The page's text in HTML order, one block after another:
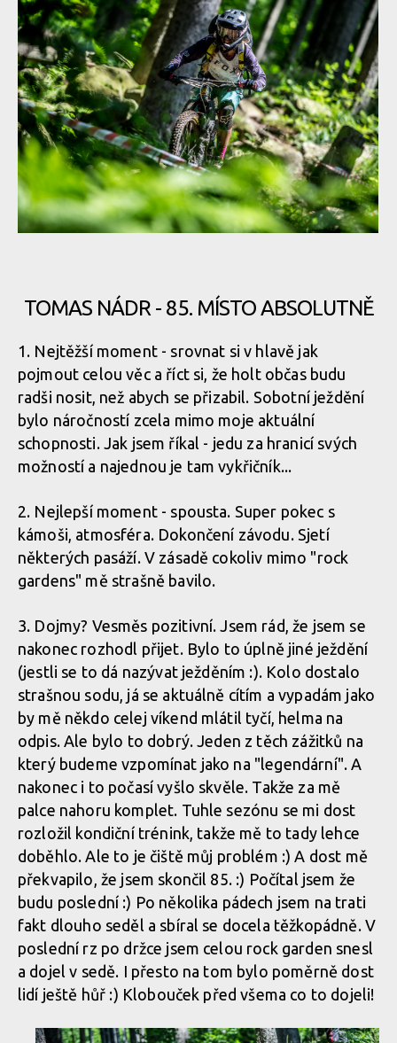
mu mává Klokan
Report: Hardcore Blinduro se loučí s Plešivcem, z prvního fleku
mu mává Klokan
Report: Hardcore Blinduro se loučí s Plešivcem, z prvního fleku
mu mává Klokan
TOMAS NÁDR - 85. MÍSTO ABSOLUTNĚ
1. Nejtěžší moment - srovnat si v hlavě jak
pojmout celou věc a říct si, že holt občas budu
radši nosit, než abych se přizabil. Sobotní ježdění
bylo náročností zcela mimo moje aktuální
schopnosti. Jak jsem říkal - jedu za hranicí svých
možností a najednou je tam vykřičník...
2. Nejlepší moment - spousta. Super pokec s
kámoši, atmosféra. Dokončení závodu. Sjetí
některých pasáží. V zásadě cokoliv mimo "rock
gardens" mě strašně bavilo.
3. Dojmy? Vesměs pozitivní. Jsem rád, že jsem se
nakonec rozhodl přijet. Bylo to úplně jiné ježdění
(jestli se to dá nazývat ježděním :). Kolo dostalo
strašnou sodu, já se aktuálně cítím a vypadám jako
by mě někdo celej víkend mlátil tyčí, helma na
odpis. Ale bylo to dobrý. Jeden z těch zážitků na
který budeme vzpomínat jako na "legendární". A
nakonec i to počasí vyšlo skvěle. Takže za mě
palce nahoru komplet. Tuhle sezónu se mi dost
rozložil kondiční trénink, takže mě to tady lehce
doběhlo. Ale to je čiště můj problém :) A dost mě
překvapilo, že jsem skončil 85. :) Počítal jsem že
budu poslední :) Po několika pádech jsem na trati
fakt dlouho seděl a sbíral se docela těžkopádně. V
poslední rz po držce jsem celou rock garden snesl
a dojel v sedě. I přesto na tom bylo poměrně dost
lidí ještě hůř :) Klobouček před všema co to dojeli!